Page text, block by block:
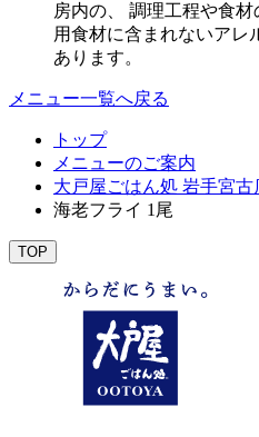
房内の、 調理工程や食
用食材に含まれないアレ
あります。
メニュー一覧へ戻る
トップ
メニューのご案内
大戸屋ごはん処 岩手宮
海老フライ 1尾
TOP